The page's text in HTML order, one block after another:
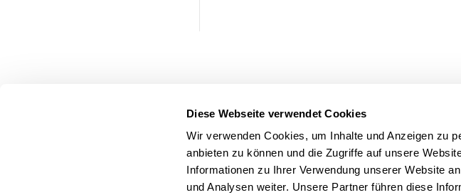
Diese Webseite verwendet Cookies
Wir verwenden Cookies, um Inhalte und Anzeigen zu
anbieten zu können und die Zugriffe auf unsere
Informationen zu Ihrer Verwendung unserer Website
und Analysen weiter. Unsere Partner führen diese